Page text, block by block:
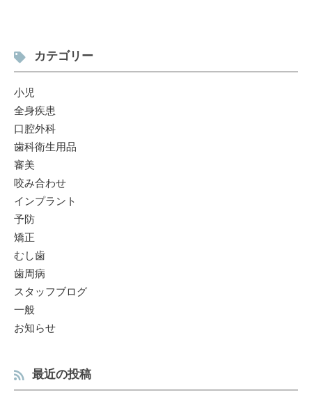
カテゴリー
小児
全身疾患
口腔外科
歯科衛生用品
審美
咬み合わせ
インプラント
予防
矯正
むし歯
歯周病
スタッフブログ
一般
お知らせ
最近の投稿